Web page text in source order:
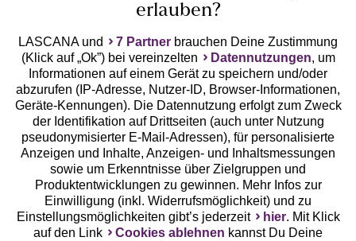
Geprüfte Sicherheit
Unsere Apps
erlauben?
LASCANA und 7 Partner brauchen Deine Zustimmung
(Klick auf „Ok”) bei vereinzelten
Datennutzungen, um
Informationen auf einem Gerät zu speichern und/oder
abzurufen (IP-Adresse, Nutzer-ID, Browser-Informationen,
Geräte-Kennungen). Die Datennutzung erfolgt zum Zweck
der Identifikation auf Drittseiten (auch unter Nutzung
pseudonymisierter E-Mail-Adressen), für personalisierte
Anzeigen und Inhalte, Anzeigen- und Inhaltsmessungen
sowie um Erkenntnisse über Zielgruppen und
Produktentwicklungen zu gewinnen. Mehr Infos zur
Einwilligung (inkl. Widerrufsmöglichkeit) und zu
Einstellungsmöglichkeiten gibt’s jederzeit
hier. Mit Klick
auf den Link
Cookies ablehnen kannst Du Deine